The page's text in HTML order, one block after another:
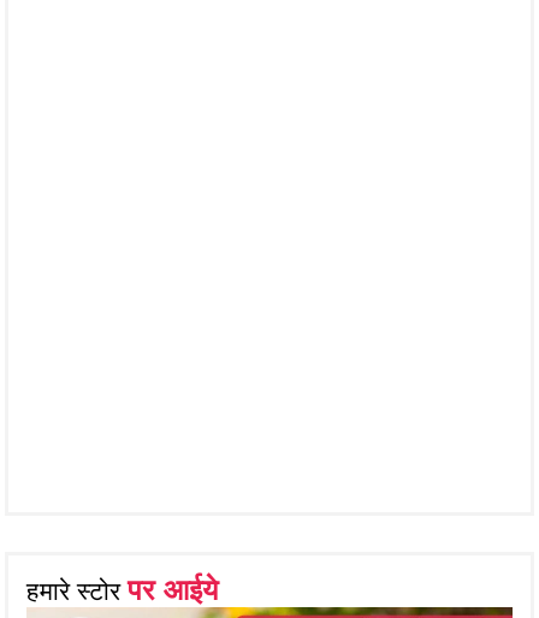
हमारे स्टोरपर आईये